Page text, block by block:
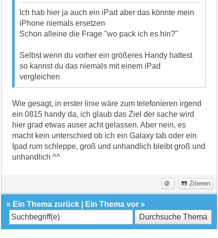
Ich hab hier ja auch ein iPad aber das könnte mein
iPhone niemals ersetzen
Schon alleine die Frage "wo pack ich es hin?"
Selbst wenn du vorher ein größeres Handy hattest
so kannst du das niemals mit einem iPad
vergleichen
Wie gesagt, in erster linie wäre zum telefonieren irgend
ein 0815 handy da, ich glaub das Ziel der sache wird
hier grad etwas auser acht gelassen. Aber nein, es
macht kein unterschied ob ich ein Galaxy tab oder ein
Ipad rum schleppe, groß und unhandlich bleibt groß und
unhandlich ^^
Zitieren
« Ein Thema zurück Ein Thema vor »